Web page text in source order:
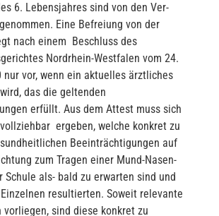
6. Lebensjahres sind von den Ver-
Eine Befreiung von der
nach einem Beschluss des
Nordrhein-Westfalen vom 24.
vor, wenn ein aktuelles ärztliches
das die geltenden
erfüllt. Aus dem Attest muss sich
ergeben, welche konkret zu
Beeinträchtigungen auf
zum Tragen einer Mund-Nasen-
Schule als- bald zu erwarten sind und
resultierten. Soweit relevante
vorliegen, sind diese konkret zu